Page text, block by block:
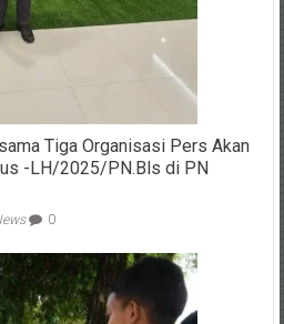
Tiga Organisasi Pers Akan
-LH/2025/PN.Bls di PN
0